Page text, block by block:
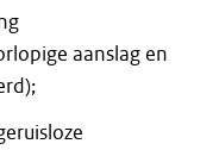
aanslag en